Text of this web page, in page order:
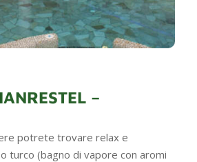
–
potrete trovare relax e
turco (bagno di vapore con aromi